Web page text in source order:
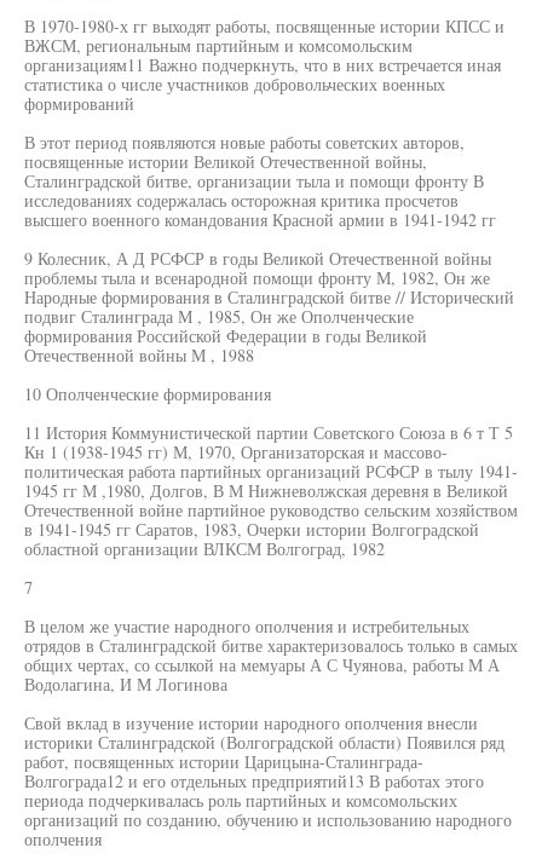
В 1970-1980-х гг выходят работы, посвященные истории КПСС и
ВЖСМ, региональным партийным и комсомольским
организациям11 Важно подчеркнуть, что в них встречается иная
статистика о числе участников добровольческих военных
формирований
В этот период появляются новые работы советских авторов,
посвященные истории Великой Отечественной войны,
Сталинградской битве, организации тыла и помощи фронту В
исследованиях содержалась осторожная критика просчетов
высшего военного командования Красной армии в 1941-1942 гг
9 Колесник, А Д РСФСР в годы Великой Отечественной войны
проблемы тыла и всенародной помощи фронту М, 1982, Он же
Народные формирования в Сталинградской битве // Исторический
подвиг Сталинграда М , 1985, Он же Ополченческие
формирования Российской Федерации в годы Великой
Отечественной войны М , 1988
10 Ополченческие формирования
11 История Коммунистической партии Советского Союза в 6 т Т 5
Кн 1 (1938-1945 гг) М, 1970, Организаторская и массово-
политическая работа партийных организаций РСФСР в тылу 1941-
1945 гг М ,1980, Долгов, В М Нижневолжская деревня в Великой
Отечественной войне партийное руководство сельским хозяйством
в 1941-1945 гг Саратов, 1983, Очерки истории Волгоградской
областной организации ВЛКСМ Волгоград, 1982
7
В целом же участие народного ополчения и истребительных
отрядов в Сталинградской битве характеризовалось только в самых
общих чертах, со ссылкой на мемуары А С Чуянова, работы М А
Водолагина, И М Логинова
Свой вклад в изучение истории народного ополчения внесли
историки Сталинградской (Волгоградской области) Появился ряд
работ, посвященных истории Царицына-Сталинграда-
Волгограда12 и его отдельных предприятий13 В работах этого
периода подчеркивалась роль партийных и комсомольских
организаций по созданию, обучению и использованию народного
ополчения